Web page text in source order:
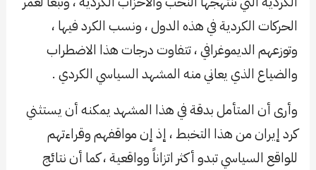
الحركات الكردية في هذه الدول ، ونسب الكرد فيها ،
وتوزعهم الديموغرافي ، تتفاوت درجات هذا الاضطراب
والضياع الذي يعاني منه المشهد السياسي الكردي .
وأرى أن المتأمل بدقة في هذا المشهد يمكنه أن يستثني
كرد إيران من هذا التخبط ، إذ إن مواقفهم وقراءتهم
للواقع السياسي تبدو أكثر اتزاناً وواقعية ، كما أن نتائج